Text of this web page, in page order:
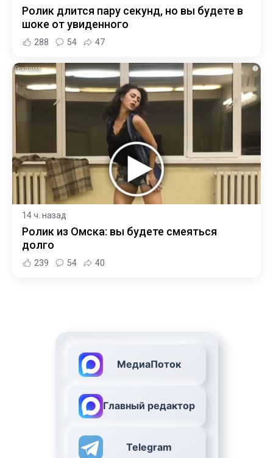
Ролик длится пару секунд, но вы будете в
шоке от увиденного
288 54 47
i
14 ч. назад
Ролик из Омска: вы будете смеяться
долго
239 54 40
МедиаПоток
Главный редактор
Telegram